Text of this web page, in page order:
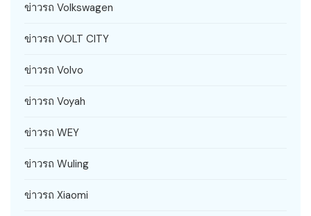
ข่าวรถ Volkswagen
ข่าวรถ VOLT CITY
ข่าวรถ Volvo
ข่าวรถ Voyah
ข่าวรถ WEY
ข่าวรถ Wuling
ข่าวรถ Xiaomi